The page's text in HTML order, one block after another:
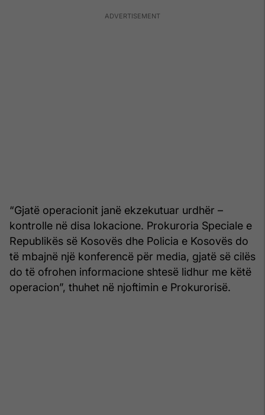
“Gjatë operacionit janë ekzekutuar urdhër –
kontrolle në disa lokacione. Prokuroria Speciale e
Republikës së Kosovës dhe Policia e Kosovës do
të mbajnë një konferencë për media, gjatë së cilës
do të ofrohen informacione shtesë lidhur me këtë
operacion”, thuhet në njoftimin e Prokurorisë.